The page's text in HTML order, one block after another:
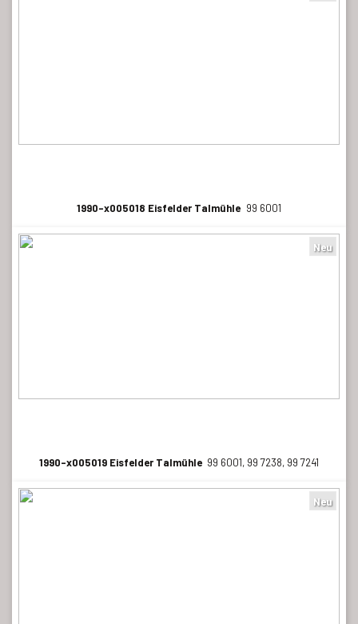
1990-x005018 Eisfelder Talmühle 99 6001
Neu
1990-x005019 Eisfelder Talmühle 99 6001, 99 7238, 99 7241
Neu